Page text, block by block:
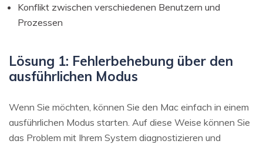
Konflikt zwischen verschiedenen Benutzern und
Prozessen
Lösung 1: Fehlerbehebung über den
ausführlichen Modus
Wenn Sie möchten, können Sie den Mac einfach in einem
ausführlichen Modus starten. Auf diese Weise können Sie
das Problem mit Ihrem System diagnostizieren und